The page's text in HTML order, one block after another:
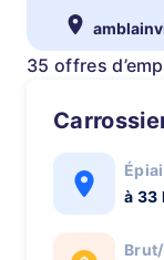
35 offres
à 33